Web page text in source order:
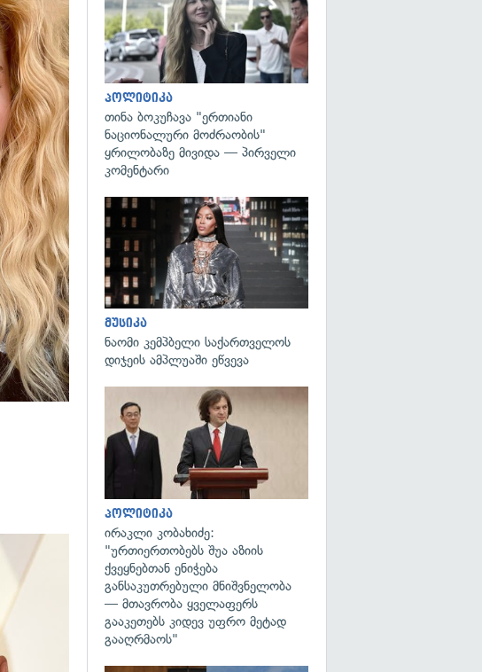
პოლიტიკა
თინა ბოკუჩავა "ერთიანი
ნაციონალური მოძრაობის"
ყრილობაზე მივიდა — პირველი
კომენტარი
მუსიკა
ნაომი კემპბელი საქართველოს
დიჯეის ამპლუაში ეწვევა
პოლიტიკა
ირაკლი კობახიძე:
"ურთიერთობებს შუა აზიის
ქვეყნებთან ენიჭება
განსაკუთრებული მნიშვნელობა
— მთავრობა ყველაფერს
გააკეთებს კიდევ უფრო მეტად
გააღრმაოს"